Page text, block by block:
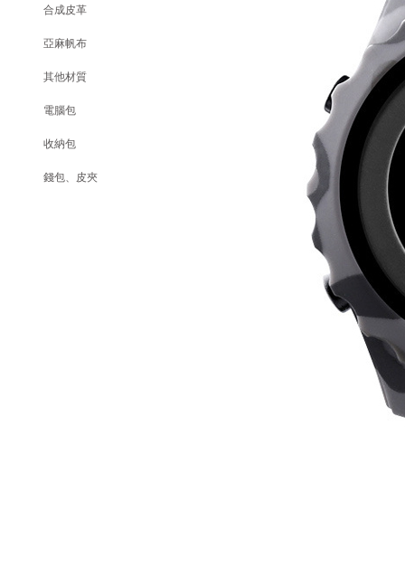
合成皮革
亞麻帆布
其他材質
電腦包
收納包
錢包、皮夾